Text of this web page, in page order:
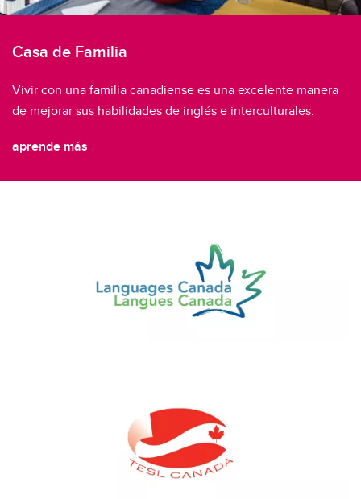
Casa de Familia
Vivir con una familia canadiense es una excelente manera
de mejorar sus habilidades de inglés e interculturales.
aprende más